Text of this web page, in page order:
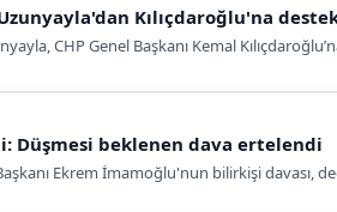
Kılıçdaroğlu'na
CHP Genel Başkanı Kemal
Düşmesi beklenen dava ertelendi
Ekrem İmamoğlu'nun bilirkişi davası,